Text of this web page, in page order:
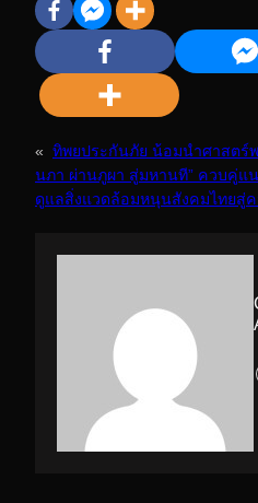
« ทิพยประกันภัย น้อมนำศาสตร์พ
นภา ผ่านภูผา สู่มหานที” ควบคู่แน
ดูแลสิ่งแวดล้อมหนุนสังคมไทยสู่